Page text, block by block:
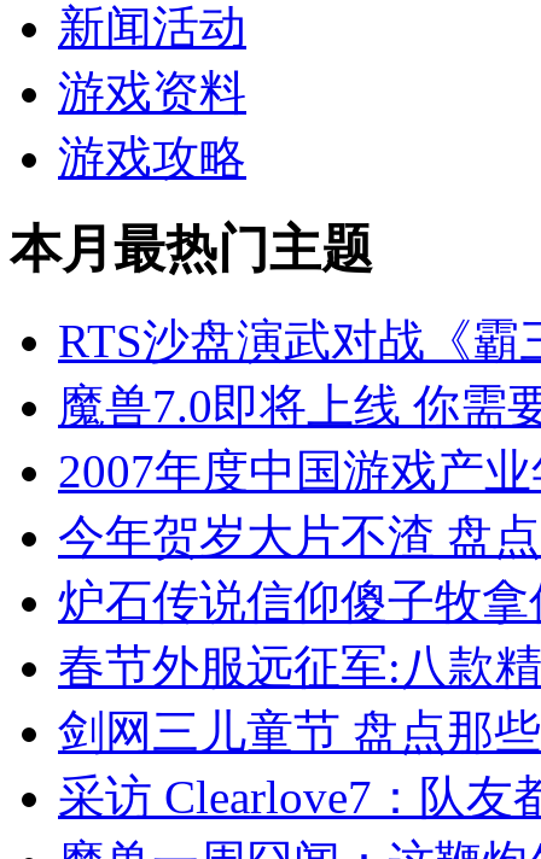
新闻活动
游戏资料
游戏攻略
本月最热门主题
RTS沙盘演武对战《
魔兽7.0即将上线 你需
2007年度中国游戏产
今年贺岁大片不渣 盘
炉石传说信仰傻子牧
春节外服远征军:八款
剑网三儿童节 盘点那
采访 Clearlove7：队友